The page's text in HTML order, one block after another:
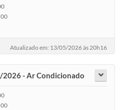
Atualizado em: 13/05/2026 às 20h16
2026 - Ar Condicionado